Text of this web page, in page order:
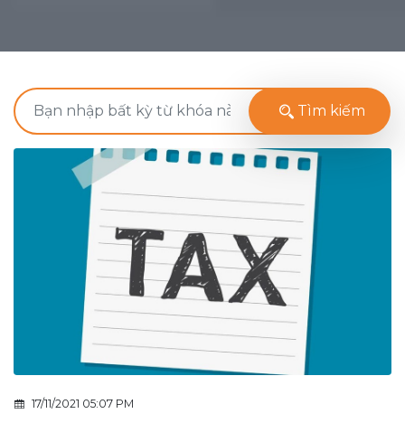
Tìm kiếm
17/11/2021 05:07 PM